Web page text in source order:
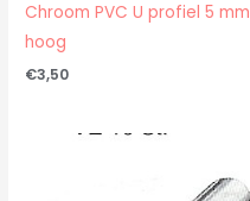
Chroom PVC U profiel 5 mm
hoog
€3,50